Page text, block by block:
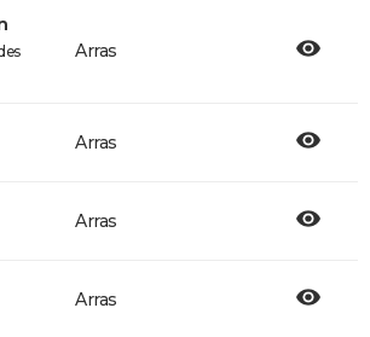
Arras
Arras
Arras
Arras